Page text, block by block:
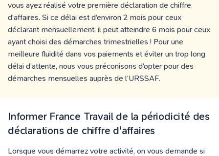
vous ayez réalisé votre première déclaration de chiffre
d’affaires. Si ce délai est d’environ 2 mois pour ceux
déclarant mensuellement, il peut atteindre 6 mois pour ceux
ayant choisi des démarches trimestrielles ! Pour une
meilleure fluidité dans vos paiements et éviter un trop long
délai d’attente, nous vous préconisons d’opter pour des
démarches mensuelles auprès de l’URSSAF.
Informer France Travail de la périodicité des
déclarations de chiffre d'affaires
Lorsque vous démarrez votre activité, on vous demande si